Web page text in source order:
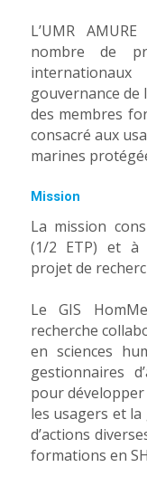
L’UMR
nombre de
gouvernance de
des membres
consacré aux
marines
Mission
La mission
(1/2 ETP) et à
projet de
Le GIS
recherche
en sciences
gestionnaires
pour
les usagers et
d’actions
formations en